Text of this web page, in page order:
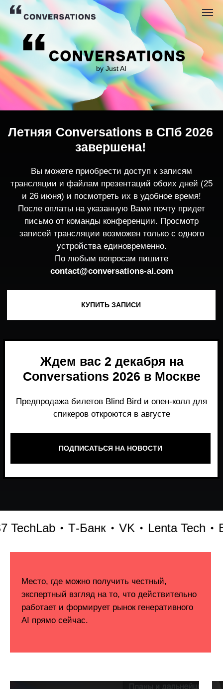
by Just AI
трансляции и файлам презентаций обоих дней (25
После оплаты на указанную Вами почту придет
записей трансляции возможен только с одного
устройства единовременно.
По любым вопросам пишите
contact@conversations-ai.co m
Летняя Conversations в СПб 2026
завершена!
Ждем вас 2 декабря на
Conversations 2026 в Москве
ПОДПИСАТЬСЯ НА НОВОСТИ
Т-Банк VK Lenta Tech
Место, где можно получить честный,
работает и формирует рынок генеративного